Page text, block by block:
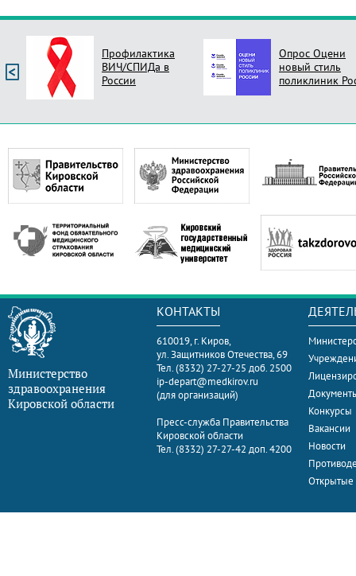
Профилактика
ВИЧ/СПИДа в
России
Опрос Оцени
новый стиль
поликлиник
Министерство
здравоохранения
Кировской области
КОНТАКТЫ
610019, г. Киров,
ул. Защитников Отечества, 69
Тел. (8332) 27-27-25 доб. 2500
ip-depart@medkirov.ru
(для организаций)
Пресс-служба Правительства
Кировской области
Тел. (8332) 27-27-42 доп. 4200
Конкурсы
Вакансии
Новости